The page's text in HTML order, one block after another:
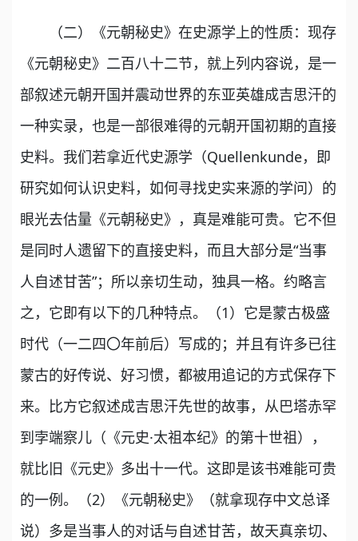
（二）《元朝秘史》在史源学上的性质：现存
《元朝秘史》二百八十二节，就上列内容说，是一
部叙述元朝开国并震动世界的东亚英雄成吉思汗的
一种实录，也是一部很难得的元朝开国初期的直接
史料。我们若拿近代史源学（Quellenkunde，即
研究如何认识史料，如何寻找史实来源的学问）的
眼光去估量《元朝秘史》，真是难能可贵。它不但
是同时人遗留下的直接史料，而且大部分是“当事
人自述甘苦”；所以亲切生动，独具一格。约略言
之，它即有以下的几种特点。（1）它是蒙古极盛
时代（一二四〇年前后）写成的；并且有许多已往
蒙古的好传说、好习惯，都被用追记的方式保存下
来。比方它叙述成吉思汗先世的故事，从巴塔赤罕
到孛端察儿（《元史·太祖本纪》的第十世祖），
就比旧《元史》多出十一代。这即是该书难能可贵
的一例。（2）《元朝秘史》（就拿现存中文总译
说）多是当事人的对话与自述甘苦，故天真亲切、